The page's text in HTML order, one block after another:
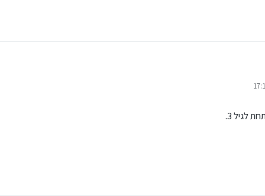
לגיל 3.